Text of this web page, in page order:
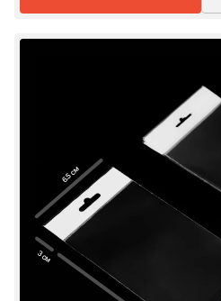
6.5 см
3 см